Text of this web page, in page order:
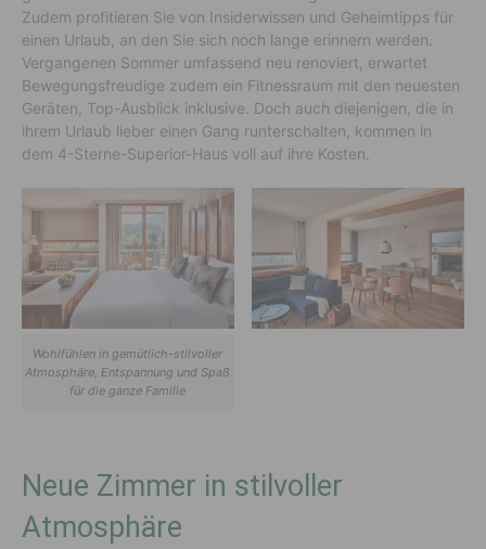
Zudem profitieren Sie von Insiderwissen und Geheimtipps für
einen Urlaub, an den Sie sich noch lange erinnern werden.
Vergangenen Sommer umfassend neu renoviert, erwartet
Bewegungsfreudige zudem ein Fitnessraum mit den neuesten
Geräten, Top-Ausblick inklusive. Doch auch diejenigen, die in
ihrem Urlaub lieber einen Gang runterschalten, kommen in
dem 4-Sterne-Superior-Haus voll auf ihre Kosten.
Wohlfühlen in gemütlich-stilvoller
Atmosphäre, Entspannung und Spaß
für die ganze Familie
Neue Zimmer in stilvoller
Atmosphäre